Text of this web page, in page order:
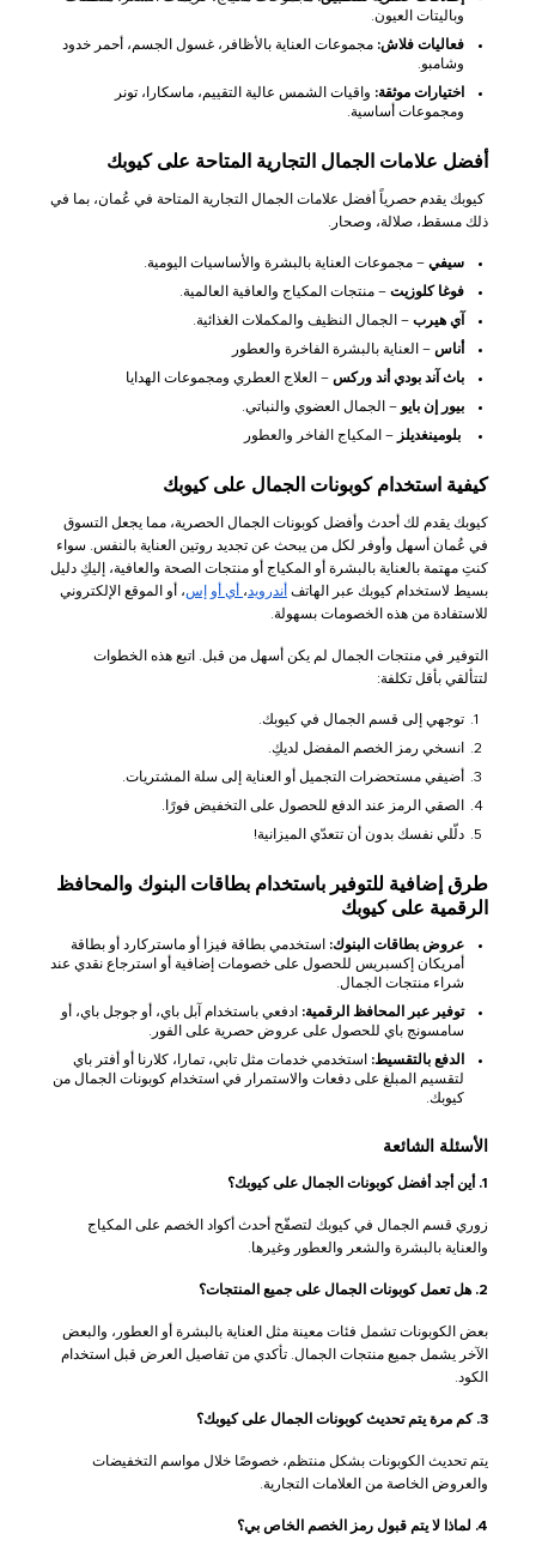
وباليتات العيون.
فعاليات فلاش: مجموعات العناية بالأظافر، غسول الجسم، أحمر خدود
وشامبو.
اختيارات موثقة: واقيات الشمس عالية التقييم، ماسكارا، تونر
ومجموعات أساسية.
أفضل علامات الجمال التجارية المتاحة على كيوبك
كيوبك يقدم حصرياً أفضل علامات الجمال التجارية المتاحة في عُمان، بما في
ذلك مسقط، صلالة، وصحار.
سيفي – مجموعات العناية بالبشرة والأساسيات اليومية.
فوغا كلوزيت – منتجات المكياج والعافية العالمية.
آي هيرب – الجمال النظيف والمكملات الغذائية.
أناس – العناية بالبشرة الفاخرة والعطور
باث آند بودي أند وركس – العلاج العطري ومجموعات الهدايا
بيور إن بايو – الجمال العضوي والنباتي.
بلومينغديلز – المكياج الفاخر والعطور
كيفية استخدام كوبونات الجمال على كيوبك
كيوبك يقدم لك أحدث وأفضل كوبونات الجمال الحصرية، مما يجعل التسوق
في عُمان أسهل وأوفر لكل من يبحث عن تجديد روتين العناية بالنفس. سواء
كنتِ مهتمة بالعناية بالبشرة أو المكياج أو منتجات الصحة والعافية، إليكِ دليل
بسيط لاستخدام كيوبك عبر الهاتف أندرويد ، أي أو إس، أو الموقع الإلكتروني
للاستفادة من هذه الخصومات بسهولة.
التوفير في منتجات الجمال لم يكن أسهل من قبل. اتبع هذه الخطوات
لتتألقي بأقل تكلفة:
توجهي إلى قسم الجمال في كيوبك.
انسخي رمز الخصم المفضل لديكِ.
أضيفي مستحضرات التجميل أو العناية إلى سلة المشتريات.
الصقي الرمز عند الدفع للحصول على التخفيض فورًا.
دلّلي نفسك بدون أن تتعدّي الميزانية!
طرق إضافية للتوفير باستخدام بطاقات البنوك والمحافظ
الرقمية على كيوبك
عروض بطاقات البنوك: استخدمي بطاقة فيزا أو ماستركارد أو بطاقة
أمريكان إكسبريس للحصول على خصومات إضافية أو استرجاع نقدي عند
شراء منتجات الجمال.
توفير عبر المحافظ الرقمية: ادفعي باستخدام آبل باي، أو جوجل باي، أو
سامسونج باي للحصول على عروض حصرية على الفور.
الدفع بالتقسيط: استخدمي خدمات مثل تابي، تمارا، كلارنا أو أفتر باي
لتقسيم المبلغ على دفعات والاستمرار في استخدام كوبونات الجمال من
كيوبك.
الأسئلة الشائعة
1. أين أجد أفضل كوبونات الجمال على كيوبك؟
زوري قسم الجمال في كيوبك لتصفّح أحدث أكواد الخصم على المكياج
والعناية بالبشرة والشعر والعطور وغيرها.
2. هل تعمل كوبونات الجمال على جميع المنتجات؟
بعض الكوبونات تشمل فئات معينة مثل العناية بالبشرة أو العطور، والبعض
الآخر يشمل جميع منتجات الجمال. تأكدي من تفاصيل العرض قبل استخدام
الكود.
3. كم مرة يتم تحديث كوبونات الجمال على كيوبك؟
يتم تحديث الكوبونات بشكل منتظم، خصوصًا خلال مواسم التخفيضات
والعروض الخاصة من العلامات التجارية.
4. لماذا لا يتم قبول رمز الخصم الخاص بي؟